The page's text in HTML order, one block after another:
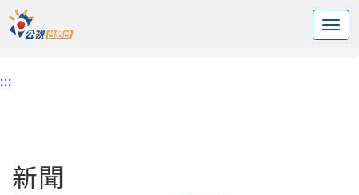
中央內容區塊
頭頁
:::
新聞